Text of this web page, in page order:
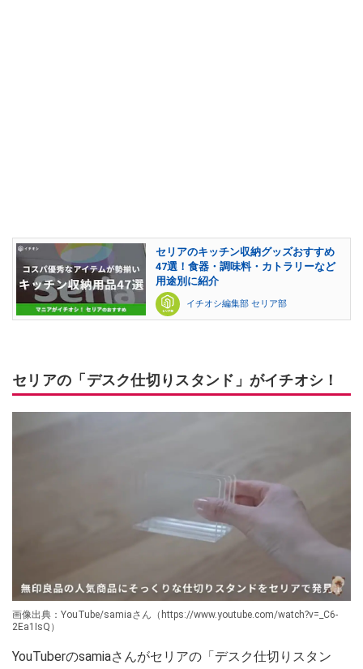
セリアのキッチン収納グッズおすすめ
47選！食器・調味料・カトラリーなど
用途別に紹介
イチオシ編集部 セリア部
セリアの「デスク仕切りスタンド」がイチオシ！
画像出典：YouTube/samiaさん（https://www.youtube.com/watch?v=_C6-
2Ea1IsQ）
YouTuberのsamiaさんがセリアの「デスク仕切りスタン